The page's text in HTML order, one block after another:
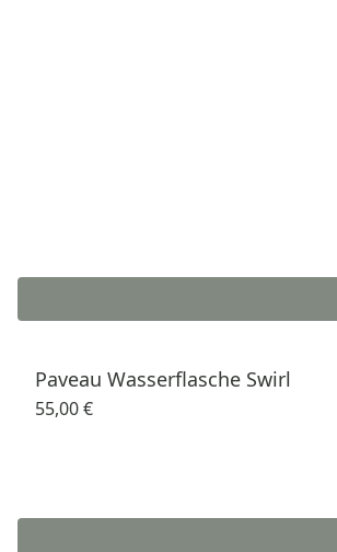
Paveau Wasserflasche Swirl
55,00 €